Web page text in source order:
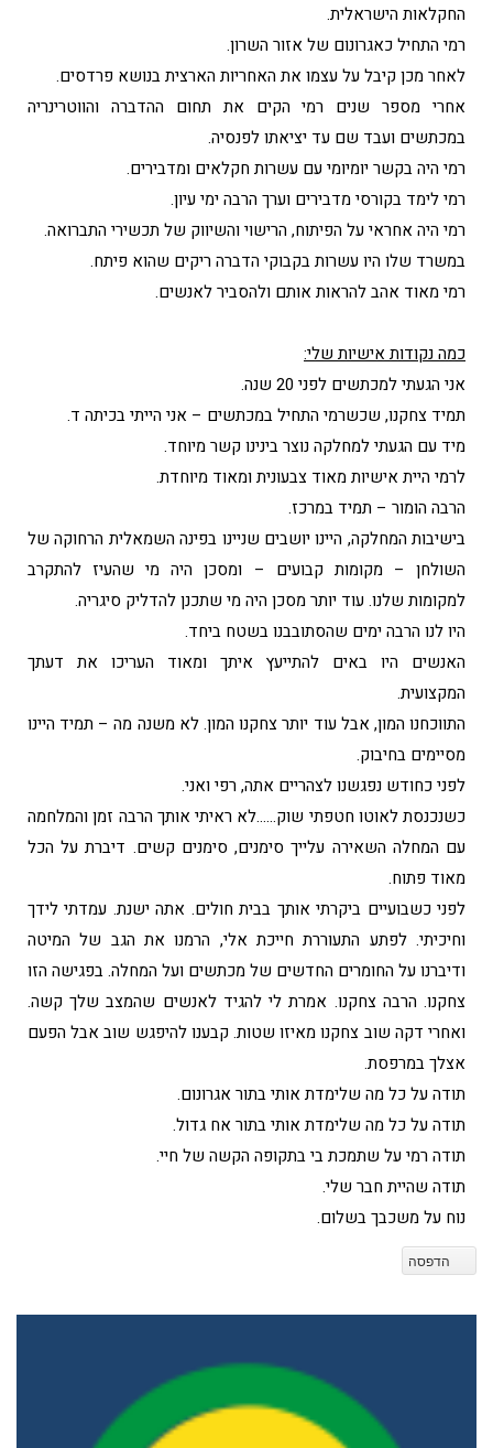
החקלאות הישראלית.
רמי התחיל כאגרונום של אזור השרון.
לאחר מכן קיבל על עצמו את האחריות הארצית בנושא פרדסים.
אחרי מספר שנים רמי הקים את תחום ההדברה והווטרינריה
במכתשים ועבד שם עד יציאתו לפנסיה.
רמי היה בקשר יומיומי עם עשרות חקלאים ומדבירים.
רמי לימד בקורסי מדבירים וערך הרבה ימי עיון.
רמי היה אחראי על הפיתוח, הרישוי והשיווק של תכשירי התברואה.
במשרד שלו היו עשרות בקבוקי הדברה ריקים שהוא פיתח.
רמי מאוד אהב להראות אותם ולהסביר לאנשים.
כמה נקודות אישיות שלי:
אני הגעתי למכתשים לפני 20 שנה.
תמיד צחקנו, שכשרמי התחיל במכתשים – אני הייתי בכיתה ד.
מיד עם הגעתי למחלקה נוצר בינינו קשר מיוחד.
לרמי היית אישיות מאוד צבעונית ומאוד מיוחדת.
הרבה הומור – תמיד במרכז.
בישיבות המחלקה, היינו יושבים שניינו בפינה השמאלית הרחוקה של
השולחן – מקומות קבועים – ומסכן היה מי שהעיז להתקרב
למקומות שלנו. עוד יותר מסכן היה מי שתכנן להדליק סיגריה.
היו לנו הרבה ימים שהסתובבנו בשטח ביחד.
האנשים היו באים להתייעץ איתך ומאוד העריכו את דעתך
המקצועית.
התווכחנו המון, אבל עוד יותר צחקנו המון. לא משנה מה – תמיד היינו
מסיימים בחיבוק.
לפני כחודש נפגשנו לצהריים אתה, רפי ואני.
כשנכנסת לאוטו חטפתי שוק……לא ראיתי אותך הרבה זמן והמלחמה
עם המחלה השאירה עלייך סימנים, סימנים קשים. דיברת על הכל
מאוד פתוח.
לפני כשבועיים ביקרתי אותך בבית חולים. אתה ישנת. עמדתי לידך
וחיכיתי. לפתע התעוררת חייכת אלי, הרמנו את הגב של המיטה
ודיברנו על החומרים החדשים של מכתשים ועל המחלה. בפגישה הזו
צחקנו. הרבה צחקנו. אמרת לי להגיד לאנשים שהמצב שלך קשה.
ואחרי דקה שוב צחקנו מאיזו שטות. קבענו להיפגש שוב אבל הפעם
אצלך במרפסת.
תודה על כל מה שלימדת אותי בתור אגרונום.
תודה על כל מה שלימדת אותי בתור אח גדול.
תודה רמי על שתמכת בי בתקופה הקשה של חיי.
תודה שהיית חבר שלי.
נוח על משכבך בשלום.
הדפסה